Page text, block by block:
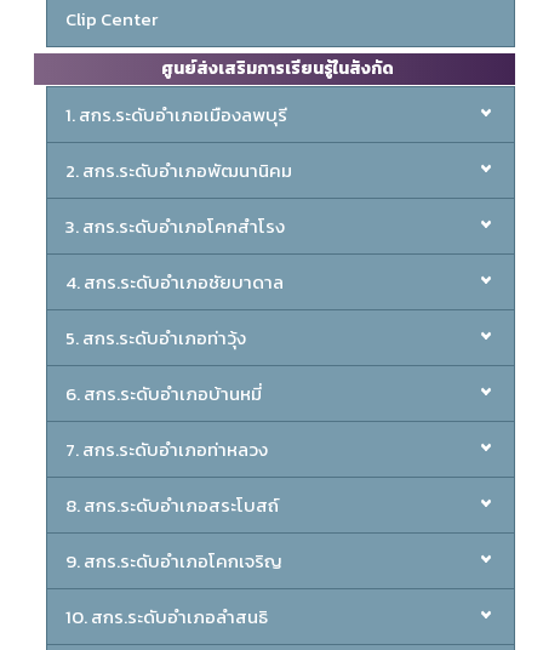
Clip Center
ศูนย์ส่งเสริมการเรียนรู้ในสังกัด
1. สกร.ระดับอำเภอเมืองลพบุรี
2. สกร.ระดับอำเภอพัฒนานิคม
3. สกร.ระดับอำเภอโคกสำโรง
4. สกร.ระดับอำเภอชัยบาดาล
5. สกร.ระดับอำเภอท่าวุ้ง
6. สกร.ระดับอำเภอบ้านหมี่
7. สกร.ระดับอำเภอท่าหลวง
8. สกร.ระดับอำเภอสระโบสถ์
9. สกร.ระดับอำเภอโคกเจริญ
10. สกร.ระดับอำเภอลำสนธิ